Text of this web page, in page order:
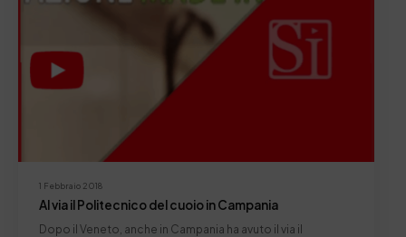
1 Febbraio 2018
Al via il Politecnico del cuoio in Campania
Dopo il Veneto, anche in Campania ha avuto il via il